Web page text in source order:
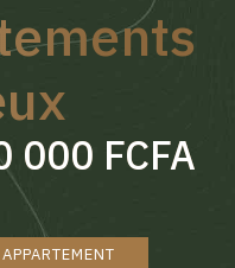
000 FCFA